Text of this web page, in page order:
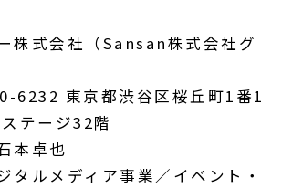
株式会社（Sansan株式会社グ
6232 東京都渋谷区桜丘町1番1
テージ32階
本卓也
タルメディア事業／イベント・